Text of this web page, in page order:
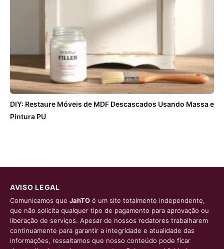
DIY: Restaure Móveis de MDF Descascados Usando Massa e
Pintura PU
AVISO LEGAL
Comunicamos que JahTO é um site totalmente independente,
que não solicita qualquer tipo de pagamento para aprovação ou
liberação de serviços. Apesar de nossos redatores trabalharem
continuamente para garantir a integridade e atualidade das
informações, ressaltamos que nosso conteúdo pode ficar